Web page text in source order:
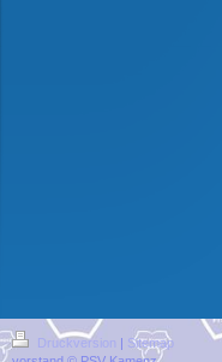
Druckversion | Sitemap